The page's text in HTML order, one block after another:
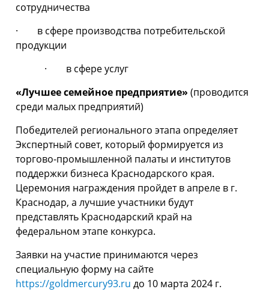
сотрудничества
· в сфере производства потребительской
продукции
· в сфере услуг
«Лучшее семейное предприятие» (проводится
среди малых предприятий)
Победителей регионального этапа определяет
Экспертный совет, который формируется из
торгово-промышленной палаты и институтов
поддержки бизнеса Краснодарского края.
Церемония награждения пройдет в апреле в г.
Краснодар, а лучшие участники будут
представлять Краснодарский край на
федеральном этапе конкурса.
Заявки на участие принимаются через
специальную форму на сайте
https://goldmercury93.ru до 10 марта 2024 г.